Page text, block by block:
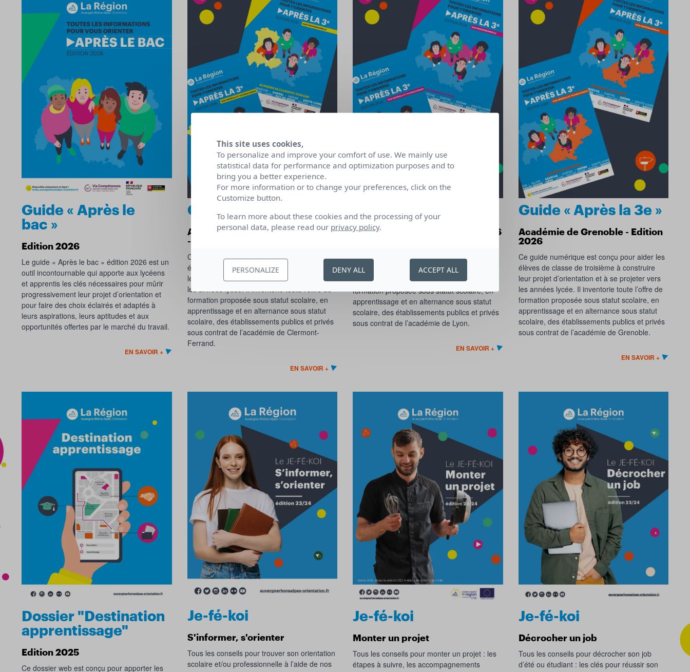
Guide « Après le
bac »
Edition 2026
Le guide « Après le bac » édition 2026 est un
outil incontournable qui apporte aux lycéens
et apprentis les clés nécessaires pour mûrir
progressivement leur projet d’orientation et
pour faire des choix éclairés et adaptés à
leurs aspirations, leurs aptitudes et aux
opportunités offertes par le marché du travail.
EN SAVOIR +
Guide « Après la 3e »
Académie de Clermont-Ferrand
- Edition 2026
Ce guide numérique est conçu pour aider les
élèves de classe de troisième à construire
leur projet d’orientation et à se projeter vers
les années lycée. Il inventorie toute l’offre de
formation proposée sous statut scolaire, en
apprentissage et en alternance sous statut
scolaire, des établissements publics et privés
sous contrat de l’académie de Clermont-
Ferrand.
EN SAVOIR +
Guide « Après la 3e »
Académie de Lyon - Edition 2026
élèves de classe de troisième à construire
leur projet d’orientation et à se projeter vers
les années lycée. Il inventorie toute l’offre de
formation proposée sous statut scolaire, en
apprentissage et en alternance sous statut
scolaire, des établissements publics et privés
sous contrat de l’académie de Lyon.
EN SAVOIR +
Guide « Après la 3e »
Académie de Grenoble - Edition
2026
Ce guide numérique est conçu pour aider les
élèves de classe de troisième à construire
leur projet d’orientation et à se projeter vers
les années lycée. Il inventorie toute l’offre de
formation proposée sous statut scolaire, en
apprentissage et en alternance sous statut
scolaire, des établissements publics et privés
sous contrat de l’académie de Grenoble.
EN SAVOIR +
Dossier "Destination
apprentissage"
Edition 2025
Ce dossier web est conçu pour apporter les
Je-fé-koi
S'informer, s'orienter
Tous les conseils pour trouver son orientation
scolaire et/ou professionnelle à l’aide de nos
Je-fé-koi
Monter un projet
Tous les conseils pour monter un projet : les
étapes à suivre, les accompagnements
Je-fé-koi
Décrocher un job
Tous les conseils pour décrocher son job
d’été ou étudiant : les clés pour réussir son
This site uses cookies,
To personalize and improve your comfort of use. We mainly use
statistical data for performance and optimization purposes and to
bring you a better experience.
For more information or to change your preferences, click on the
Customize button.
To learn more about these cookies and the processing of your
personal data, please read our privacy policy.
PERSONALIZE DENY ALL ACCEPT ALL